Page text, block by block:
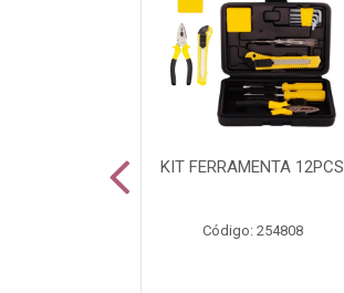
KIT FERRAMENTA 12PCS
Código: 254808